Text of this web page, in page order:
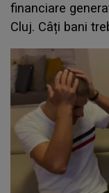
financiare
Cluj. Câți bani
buzunar?